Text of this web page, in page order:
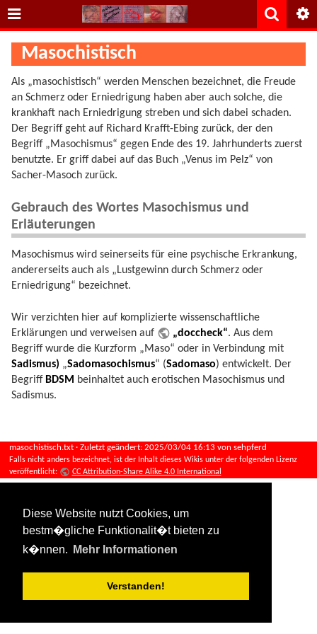
Diese Website nutzt Cookies, um
bestm�gliche Funktionalit�t bieten zu
k�nnen.
Mehr Informationen
Verstanden!
Masochistisch
Als „masochistisch“ werden Menschen bezeichnet, die Freude
an Schmerz oder Erniedrigung haben aber auch solche, die
krankhaft nach Erniedrigung streben und sich dabei schaden.
Der Begriff geht auf Richard Krafft-Ebing zurück, der den
Begriff „Masochismus“ gegen Ende des 19. Jahrhunderts zuerst
benutzte. Er griff dabei auf das Buch „Venus im Pelz“ von
Sacher-Masoch zurück.
Gebrauch des Wortes Masochismus und
Erläuterungen
Masochismus wird seinerseits für eine psychische Erkrankung,
andererseits auch als „Lustgewinn durch Schmerz oder
Erniedrigung“ bezeichnet.
Wir verzichten hier auf komplizierte wissenschaftliche
Erklärungen und verweisen auf
„doccheck“. Aus dem
Begriff wurde die Kurzform „Maso“ oder in Verbindung mit
Sadismus) „Sadomasochismus“ (Sadomaso) entwickelt. Der
Begriff BDSM beinhaltet auch erotischen Masochismus und
Sadismus.
masochistisch.txt · Zuletzt geändert:2025/03/04 16:13 vonsehpferd
Falls nicht anders bezeichnet, ist der Inhalt dieses Wikis unter der folgenden Lizenz
veröffentlicht:
CC Attribution-Share Alike 4.0 International